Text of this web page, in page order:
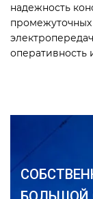
надежность
оперативность